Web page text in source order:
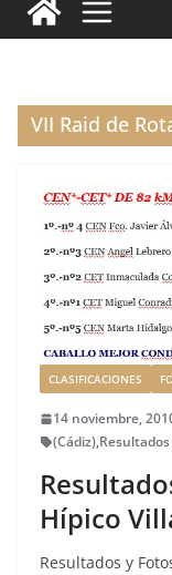
e
o
o
k
VII Raid de
CLASIFICACIONES
14 noviembre,
(Cádiz),
Hípico
Resultados y